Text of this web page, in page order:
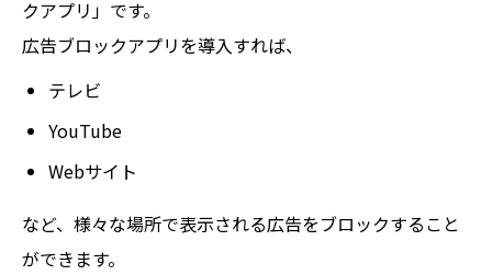
クアプリ」です。
広告ブロックアプリを導入すれば、
テレビ
YouTube
Webサイト
など、様々な場所で表示される広告をブロックすること
ができます。